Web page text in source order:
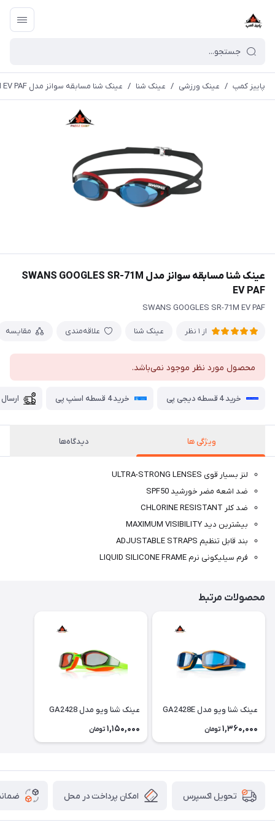
پاییز کمپ / عینک ورزشی / عینک شنا / عینک شنا مسابقه سوانز مدل SWANS GOOGLES SR-71M EV PAF
عینک شنا مسابقه سوانز مدل SWANS GOOGLES SR-71M
EV PAF
SWANS GOOGLES SR-71M EV PAF
از 1 نظر عینک شنا علاقه‌مندی مقایسه
محصول مورد نظر موجود نمی‌باشد.
خرید 4 قسطه دیجی پی خرید 4 قسطه اسنپ پی
ویژگی ها دیدگاه‌ها
لنز بسیار قوی ULTRA-STRONG LENSES
ضد اشعه مضر خورشید SPF50
ضد کلر CHLORINE RESISTANT
بیشترین دید MAXIMUM VISIBILITY
بند قابل تنظیم ADJUSTABLE STRAPS
فرم سیلیکونی نرم LIQUID SILICONE FRAME
محصولات مرتبط
عینک شنا ویو مدل GA2428E
1,360,000 تومان
عینک شنا ویو مدل GA2428
1,150,000 تومان
تحویل اکسپرس امکان پرداخت در محل